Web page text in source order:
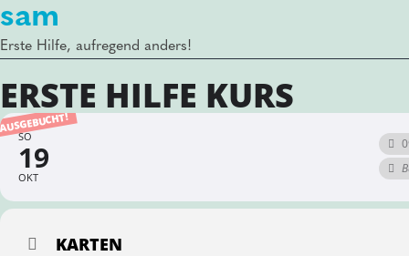
sam
Erste Hilfe, aufregend anders!
ERSTE HILFE KURS
SO
19
OKT
KARTEN